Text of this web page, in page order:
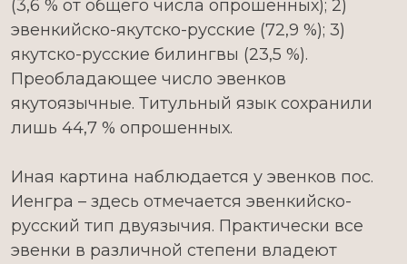
(3,6 % от общего числа опрошенных); 2)
эвенкийско-якутско-русские (72,9 %); 3)
якутско-русские билингвы (23,5 %).
Преобладающее число эвенков
якутоязычные. Титульный язык сохранили
лишь 44,7 % опрошенных.
Иная картина наблюдается у эвенков пос.
Иенгра – здесь отмечается эвенкийско-
русский тип двуязычия. Практически все
эвенки в различной степени владеют